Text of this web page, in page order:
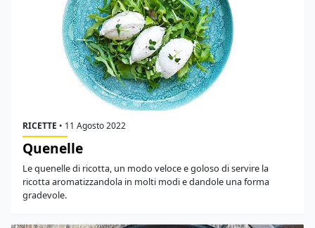
RICETTE • 11 Agosto 2022
Quenelle
Le quenelle di ricotta, un modo veloce e goloso di servire la
ricotta aromatizzandola in molti modi e dandole una forma
gradevole.